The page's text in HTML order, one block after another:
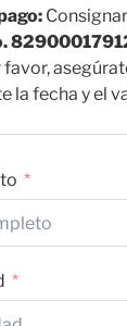
favor,
la fecha y el